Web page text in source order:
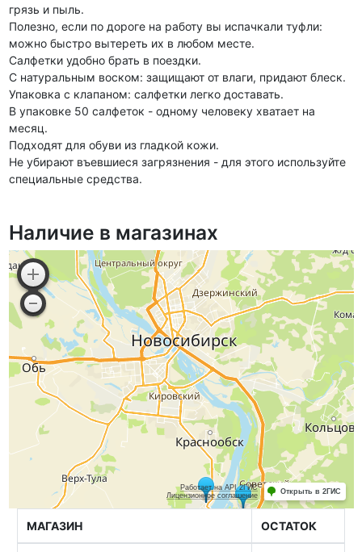
грязь и пыль.
Полезно, если по дороге на работу вы испачкали туфли:
можно быстро вытереть их в любом месте.
Салфетки удобно брать в поездки.
С натуральным воском: защищают от влаги, придают блеск.
Упаковка с клапаном: салфетки легко доставать.
В упаковке 50 салфеток - одному человеку хватает на
месяц.
Подходят для обуви из гладкой кожи.
Не убирают въевшиеся загрязнения - для этого используйте
специальные средства.
Наличие в магазинах
МАГАЗИН ОСТАТОК